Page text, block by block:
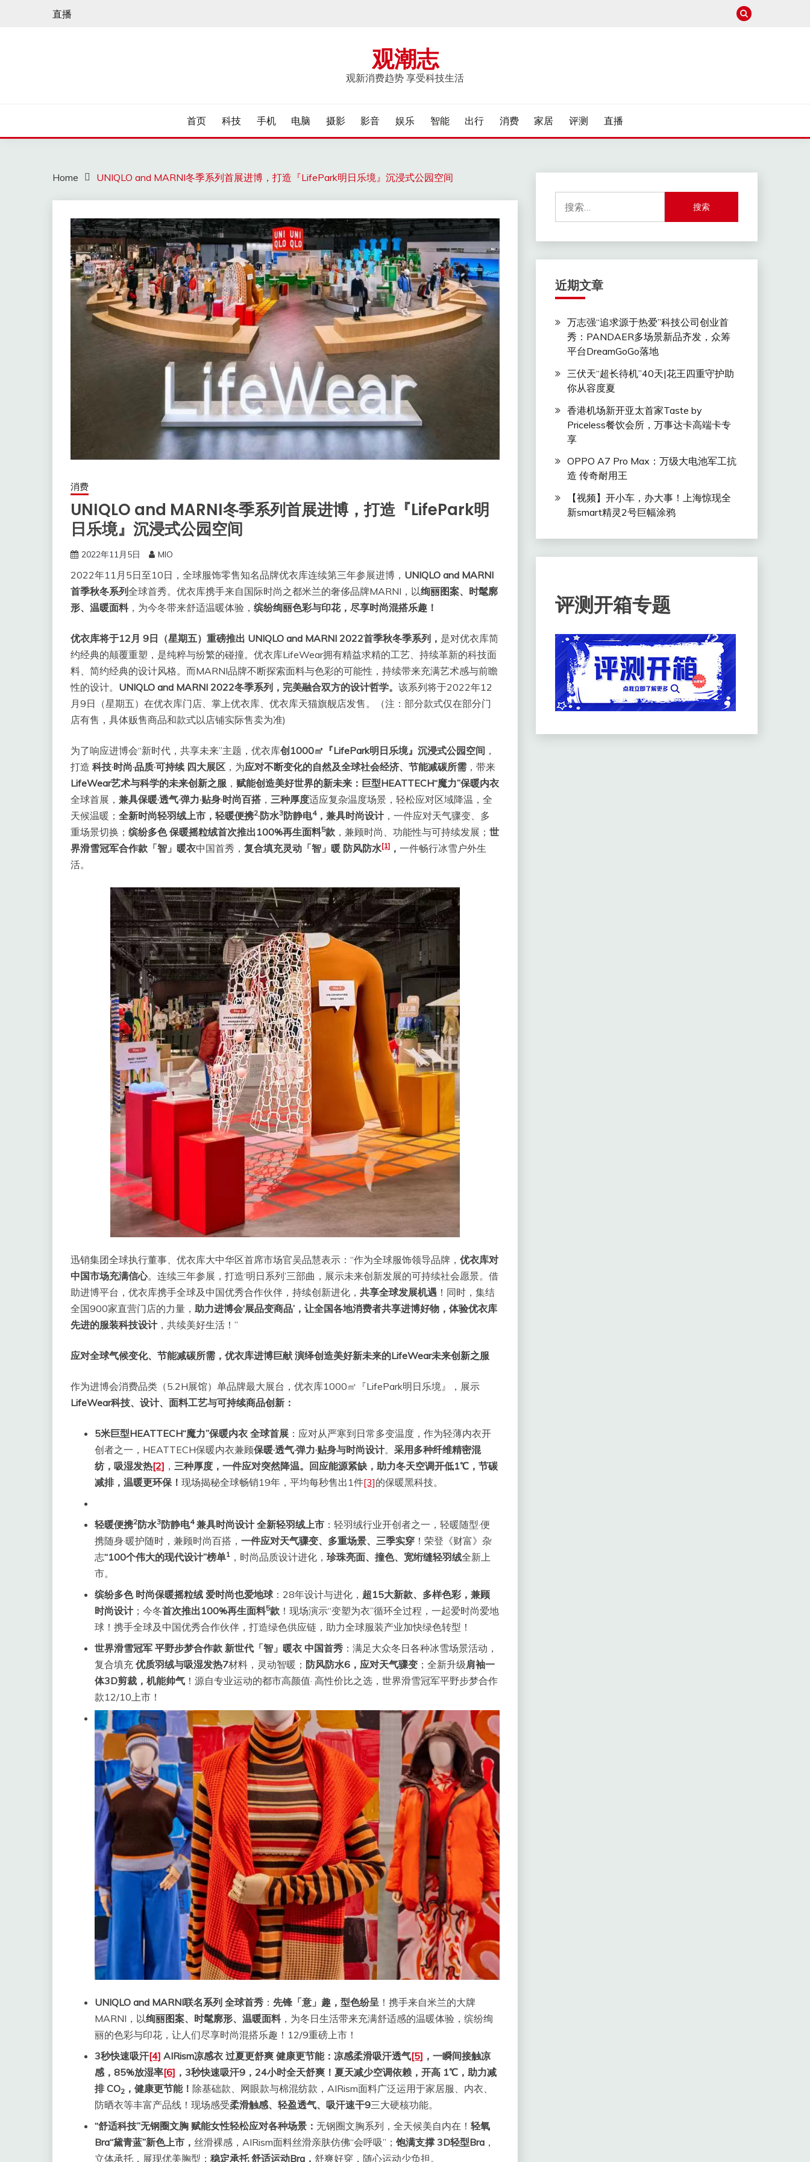
直播
观潮志
观新消费趋势 享受科技生活
首页 科技 手机 电脑 摄影 影音 娱乐 智能 出行 消费 家居 评测 直播
Home UNIQLO and MARNI冬季系列首展进博，打造『LifePark明日乐境』沉浸式公园空间
消费
UNIQLO and MARNI冬季系列首展进博，打造『LifePark明
日乐境』沉浸式公园空间
2022年11月5日 MIO
2022年11月5日至10日，全球服饰零售知名品牌优衣库连续第三年参展进博， UNIQLO and MARNI
首季秋冬系列全球首秀。优衣库携手来自国际时尚之都米兰的奢侈品牌MARNI，以绚丽图案、时髦廓
形、温暖面料，为今冬带来舒适温暖体验， 缤纷绚丽色彩与印花，尽享时尚混搭乐趣！
优衣库将于12月 9日（星期五）重磅推出 UNIQLO and MARNI 2022首季秋冬季系列， 是对优衣库简
约经典的颠覆重塑，是纯粹与纷繁的碰撞。优衣库LifeWear拥有精益求精的工艺、持续革新的科技面
料、简约经典的设计风格。而MARNI品牌不断探索面料与色彩的可能性，持续带来充满艺术感与前瞻
性的设计。 UNIQLO and MARNI 2022冬季系列，完美融合双方的设计哲学。 该系列将于2022年12
月9日（星期五）在优衣库门店、掌上优衣库、优衣库天猫旗舰店发售。（注：部分款式仅在部分门
店有售，具体贩售商品和款式以店铺实际售卖为准)
为了响应进博会“新时代，共享未来”主题，优衣库创1000㎡ 『LifePark明日乐境』沉浸式公园空间 ，
打造 科技·时尚·品质·可持续 四大展区 ，为应对不断变化的自然及全球社会经济、节能减碳所需 ，带来
LifeWear艺术与科学的未来创新之服 ， 赋能创造美好世界的新未来： 巨型HEATTECH“魔力”保暖内衣
全球首展， 兼具保暖·透气·弹力·贴身·时尚百搭 ， 三种厚度适应复杂温度场景，轻松应对区域降温，全
天候温暖； 全新时尚轻羽绒上市，轻暖便携2·防水3防静电4，兼具时尚设计，一件应对天气骤变、多
重场景切换； 缤纷多色 保暖摇粒绒首次推出100%再生面料5款 ，兼顾时尚、功能性与可持续发展； 世
界滑雪冠军合作款 「智 」 暖衣中国首秀， 复合填充灵动「智」暖 防风防水[1] ， 一件畅行冰雪户外生
活。
迅销集团全球执行董事、优衣库大中华区首席市场官吴品慧表示：“作为全球服饰领导品牌， 优衣库对
中国市场充满信心。连续三年参展，打造‘明日系列’三部曲，展示未来创新发展的可持续社会愿景。借
助进博平台，优衣库携手全球及中国优秀合作伙伴，持续创新进化， 共享全球发展机遇 ！同时，集结
全国900家直营门店的力量， 助力进博会‘展品变商品’，让全国各地消费者共享进博好物，体验优衣库
先进的服装科技设计，共续美好生活！”
应对全球气候变化、节能减碳所需，优衣库进博巨献 演绎创造美好新未来的LifeWear未来创新之服
作为进博会消费品类（5.2H展馆）单品牌最大展台，优衣库1000㎡『LifePark明日乐境』，展示
LifeWear科技、设计、面料工艺与可持续商品创新：
5米巨型HEATTECH“魔力”保暖内衣 全球首展 ：应对从严寒到日常多变温度，作为轻薄内衣开
创者之一，HEATTECH保暖内衣兼顾保暖·透气·弹力·贴身与时尚设计。 采用多种纤维精密混
纺 ，吸湿发热[2] ， 三种厚度，一件应对突然降温。回应能源紧缺，助力冬天空调开低1℃，节碳
减排，温暖更环保！ 现场揭秘全球畅销19年，平均每秒售出1件[3]的保暖黑科技。
轻暖便携2防水3防静电4 兼具时尚设计 全新轻羽绒上市 ：轻羽绒行业开创者之一，轻暖随型·便
携随身·暖护随时，兼顾时尚百搭， 一件应对天气骤变、多重场景、三季实穿 ！荣登《财富》杂
志“100个伟大的现代设计”榜单1 ，时尚品质设计进化， 珍珠亮面、撞色、宽绗缝轻羽绒全新上
市。
缤纷多色时尚保暖摇粒绒 爱时尚也爱地球：28年设计与进化， 超15大新款、多样色彩，兼顾
时尚设计；今冬首次推出100%再生面料5款 ！现场演示“变塑为衣”循环全过程，一起爱时尚爱地
球！携手全球及中国优秀合作伙伴，打造绿色供应链，助力全球服装产业加快绿色转型！
世界滑雪冠军 平野步梦合作款 新世代 「智 」 暖衣 中国首秀 ：满足大众冬日各种冰雪场景活动，
复合填充 优质羽绒与吸湿发热7材料，灵动智暖； 防风防水6 ，应对天气骤变 ；全新升级肩袖一
体3D剪裁，机能帅气 ！源自专业运动的都市高颜值· 高性价比之选，世界滑雪冠军平野步梦合作
款12/10上市！
UNIQLO and MARNI联名系列 全球首秀 ： 先锋「意」趣，型色纷呈 ！携手来自米兰的大牌
MARNI，以绚丽图案、时髦廓形、温暖面料，为冬日生活带来充满舒适感的温暖体验，缤纷绚
丽的色彩与印花，让人们尽享时尚混搭乐趣！12/9重磅上市！
3秒快速吸汗[4] AIRism凉感衣 过夏更舒爽 健康更节能： 凉感柔滑吸汗透气[5] ， 一瞬间接触凉
感，85%放湿率[6] ，3秒快速吸汗9 ，24小时全天舒爽！夏天减少空调依赖，开高 1℃，助力减
排 CO2 ，健康更节能！ 除基础款、网眼款与棉混纺款，AIRism面料广泛运用于家居服、内衣、
防晒衣等丰富产品线！现场感受柔滑触感、轻盈透气、吸汗速干9三大硬核功能。
“舒适科技”无钢圈文胸 赋能女性轻松应对各种场景： 无钢圈文胸系列，全天候美自内在！ 轻氧
Bra“黛青蓝”新色上市， 丝滑裸感，AIRism面料丝滑亲肤仿佛“会呼吸”； 饱满支撑 3D轻型Bra ，
立体承托，展现优美胸型； 稳定承托 舒适运动Bra， 舒爽好穿，随心运动少负担。
索：
近期文章
万志强“追求源于热爱”科技公司创业首
秀：PANDAER多场景新品齐发，众筹
平台DreamGoGo落地
三伏天“超长待机”40天|花王四重守护助
你从容度夏
香港机场新开亚太首家Taste by
Priceless餐饮会所，万事达卡高端卡专
享
OPPO A7 Pro Max：万级大电池军工抗
造 传奇耐用王
【视频】开小车，办大事！上海惊现全
新smart精灵2号巨幅涂鸦
评测开箱专题